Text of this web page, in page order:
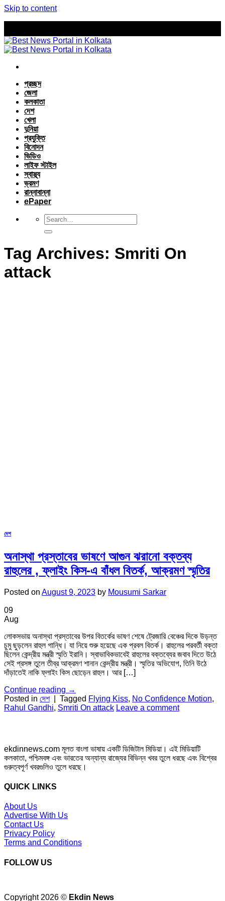
Skip to content
প্রচ্ছদ
জেলা
কলকাতা
দেশ
খেলা
দুনিয়া
প্রযুক্তি
বিনোদন
ভিডিও
লাইফ স্টাইল
স্বাস্থ্য
ভ্রমণ
রান্নাবান্না
ePaper
Tag Archives: Smriti On
attack
দেশ
অনাস্থা প্রস্তাবের ভাষণে আগুন ঝরানো বক্তব্য
রাহুলের , ফ্লাইং কিস-এ বাঁধল বিতর্ক, আক্রমণ স্মৃতির
Posted on August 9, 2023 by Mousumi Sarkar
09
Aug
লোকসভায় অনাস্থা প্রস্তাবের উপর বিতর্কের ভাষণ শেষে ট্রেজারি বেঞ্চের দিকে উড়ন্ত
চুমু ছুড়লেন রাহুল গান্ধি। যা নিয়ে শুরু হয়েছে এক প্রবল বিতর্ক। রাহুলের পরবর্তী বক্তা
ছিলেন কেন্দ্রীয় মন্ত্রী স্মৃতি ইরানি। স্বাভাবিকভাবেই রাহুলের বক্তব্যের জবাব দিতে উঠে
সেই প্রসঙ্গ তুলে তীব্র আক্রমণ শানান কেন্দ্রীয় মন্ত্রী। স্মৃতির অভিযোগ, তিনি উঠে
দাঁড়াতেই নাকি ফ্লাইং কিস ছোড়েন রাহুল। আর […]
Continue reading →
Posted in দেশ Tagged Flying Kiss, No Confidence Motion,
Rahul Gandhi, Smriti On attack Leave a comment
ekdinnews.com মূলত বাংলা ভাষায় একটি ডিজিটাল মিডিয়া। এই মিডিয়াটি
কলকাতা, পশ্চিমবঙ্গ এবং ভারতের অন্যান্য রাজ্যের বিভিন্ন খবর তুলে ধরছে এবং বিশ্বের
গুরুত্বপূর্ণ খবরগুলিও তুলে ধরছে।
QUICK LINKS
About Us
Advertise With Us
Contact Us
Privacy Policy
Terms and Conditions
FOLLOW US
Copyright 2026 © Ekdin News